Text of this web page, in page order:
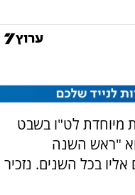
מיוחדת לט"ו בשבט
"ראש השנה
בכל השנים. נזכיר